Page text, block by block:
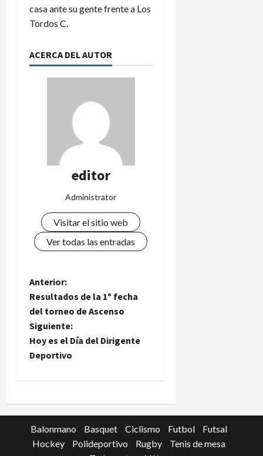
casa ante su gente frente a Los
Tordos C.
ACERCA DEL AUTOR
editor
Administrator
Visitar el sitio web
Ver todas las entradas
N
a
v
e
a
c
Anterior:
Resultados de la 1º fecha
del torneo de Ascenso
Siguiente:
Hoy es el Día del Dirigente
Deportivo
Balonmano Basquet Ciclismo Futbol
Futsal
Hockey
Polideportivo Rugby
Tenis de mesa